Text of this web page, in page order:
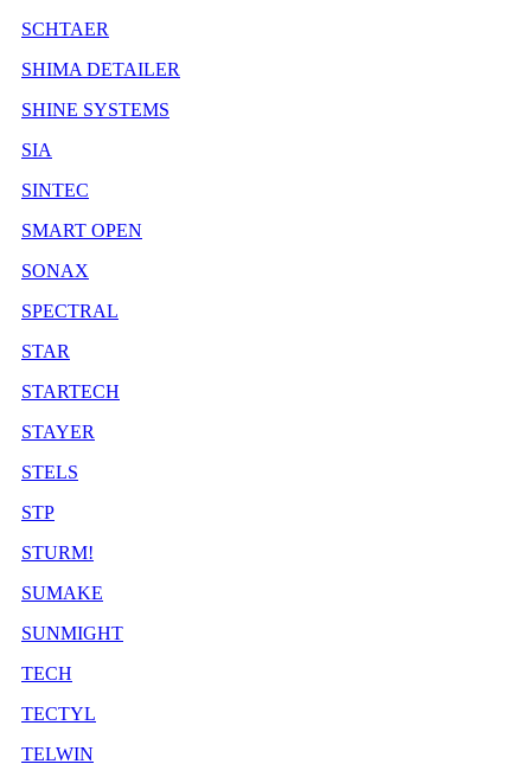
SCHTAER
SHIMA DETAILER
SHINE SYSTEMS
SIA
SINTEC
SMART OPEN
SONAX
SPECTRAL
STAR
STARTECH
STAYER
STELS
STP
STURM!
SUMAKE
SUNMIGHT
TECH
TECTYL
TELWIN